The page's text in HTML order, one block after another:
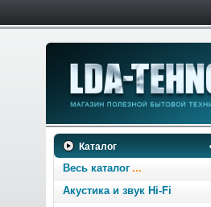
Каталог
Весь каталог
Акустика и звук Hi-Fi